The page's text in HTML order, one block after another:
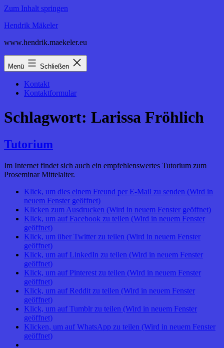
Zum Inhalt springen
Hendrik Mäkeler
www.hendrik.maekeler.eu
Menü Schließen
Kontakt
Kontaktformular
Schlagwort: Larissa Fröhlich
Tutorium
Im Internet findet sich auch ein empfehlenswertes Tutorium zum
Proseminar Mittelalter.
Klick, um dies einem Freund per E-Mail zu senden (Wird in
neuem Fenster geöffnet)
Klicken zum Ausdrucken (Wird in neuem Fenster geöffnet)
Klick, um auf Facebook zu teilen (Wird in neuem Fenster
geöffnet)
Klick, um über Twitter zu teilen (Wird in neuem Fenster
geöffnet)
Klick, um auf LinkedIn zu teilen (Wird in neuem Fenster
geöffnet)
Klick, um auf Pinterest zu teilen (Wird in neuem Fenster
geöffnet)
Klick, um auf Reddit zu teilen (Wird in neuem Fenster
geöffnet)
Klick, um auf Tumblr zu teilen (Wird in neuem Fenster
geöffnet)
Klicken, um auf WhatsApp zu teilen (Wird in neuem Fenster
geöffnet)